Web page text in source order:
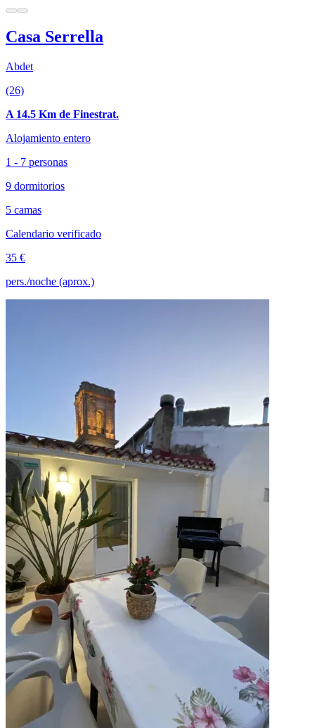
Casa Serrella
Abdet
(26)
A 14.5 Km de Finestrat.
Alojamiento entero
1 - 7 personas
9 dormitorios
5 camas
Calendario verificado
35 €
pers./noche (aprox.)